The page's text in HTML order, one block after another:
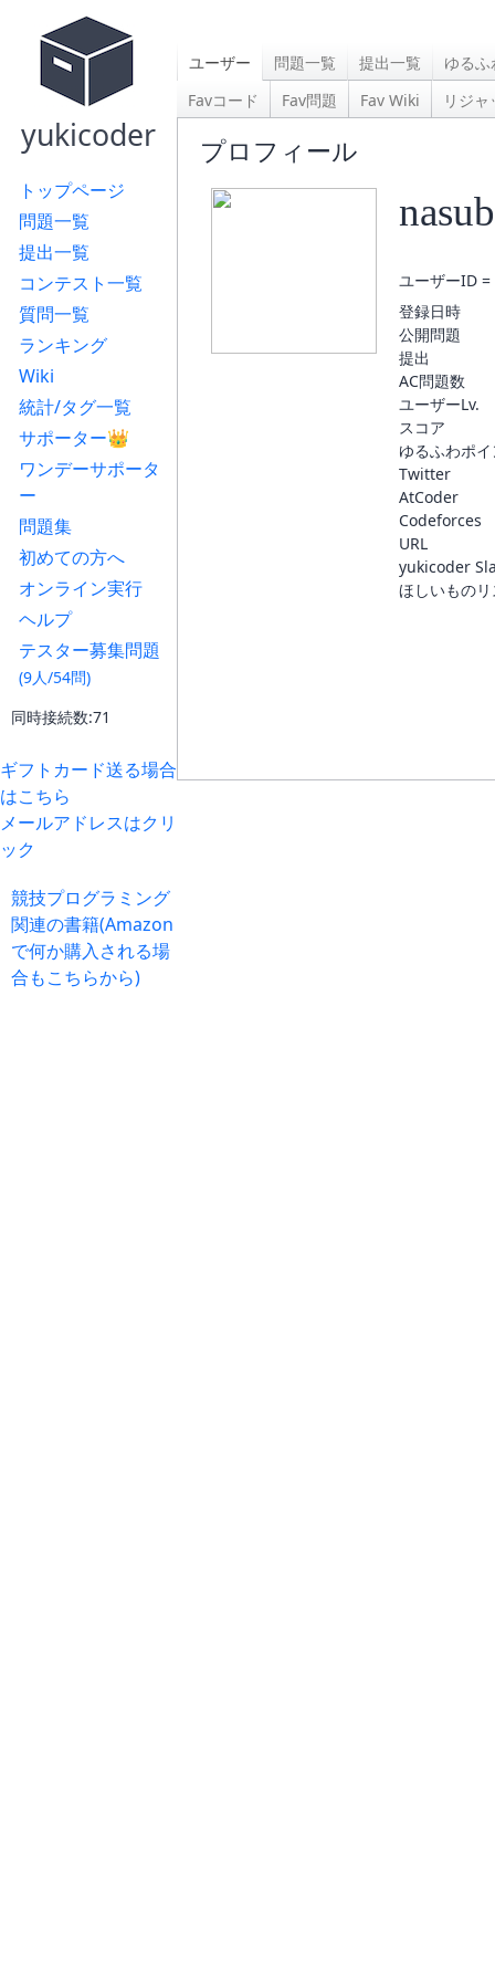
yukicoder
トップページ
問題一覧
提出一覧
コンテスト一覧
質問一覧
ランキング
Wiki
統計/タグ一覧
サポーター👑
ワンデーサポータ
ー
問題集
初めての方へ
オンライン実行
ヘルプ
テスター募集問題
(9人/54問)
同時接続数:71
ギフトカード送る場合
はこちら
メールアドレスはクリ
ック
競技プログラミング
関連の書籍(Amazon
で何か購入される場
合もこちらから)
ユーザー 問題一覧 提出一覧
ゆる
Favコード
Fav問題 Fav Wiki リジ
プロフィール
ユーザーID
登録日時
公開問題
提出
AC問題数
ユーザーLv.
スコア
ゆるふわポ
Twitter
AtCoder
Codeforces
URL
yukicoder
ほしいもの